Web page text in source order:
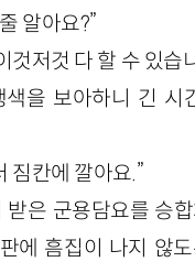
알아요?”
것저것 다 할 수 있습
을 보아하니 긴 시
짐칸에 깔아요.”
받은 군용담요를 승
에 흠집이 나지 않